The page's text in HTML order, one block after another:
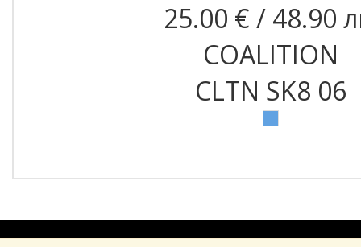
25.00 € / 48.90
COALITION
CLTN SK8 06